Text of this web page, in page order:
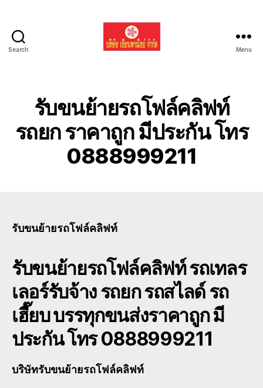
Search
รถ
แบค
โฮ
ทั่ว
ประเทศ.com
Menu
รับขนย้ายรถโฟล์คลิฟท์
รถยก ราคาถูก มีประกัน โทร
0888999211
รับขนย้ายรถโฟล์คลิฟท์
รับขนย้ายรถโฟล์คลิฟท์ รถเทลร
เลอร์รับจ้าง รถยก รถสไลด์ รถ
เฮี๊ยบ บรรทุกขนส่งราคาถูก มี
ประกัน โทร 0888999211
บริษัทรับขนย้ายรถโฟล์คลิฟท์